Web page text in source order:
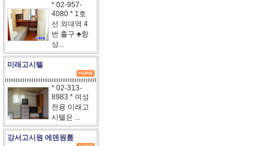
* 02-957-
4080 * 1호
선 외대역 4
번 출구 ♣항
상...
미래고시텔
* 02-313-
8983 * 여성
전용 미래고
시텔은 ...
강서고시원 에덴원룸